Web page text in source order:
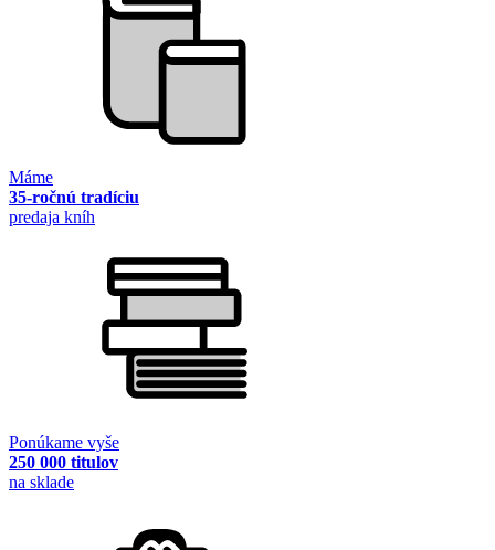
Máme
35-ročnú tradíciu
predaja kníh
Ponúkame vyše
250 000 titulov
na sklade